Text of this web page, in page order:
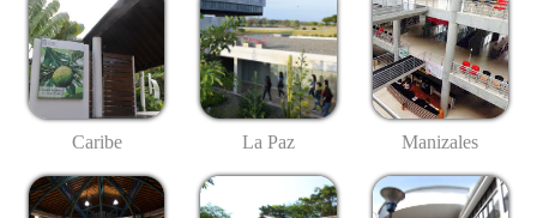
Caribe La Paz Manizales